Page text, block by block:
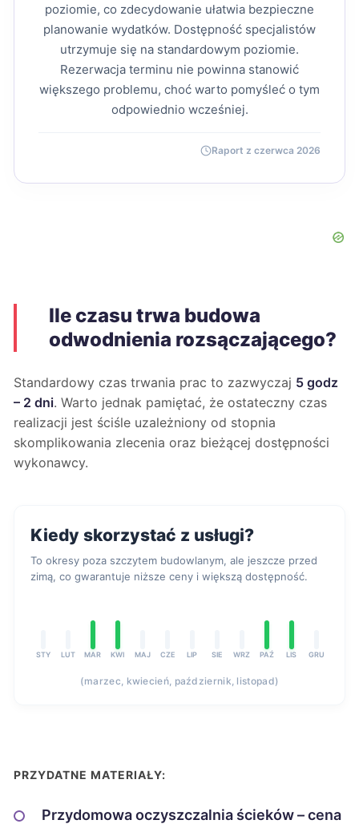
poziomie, co zdecydowanie ułatwia bezpieczne
planowanie wydatków. Dostępność specjalistów
utrzymuje się na standardowym poziomie.
Rezerwacja terminu nie powinna stanowić
większego problemu, choć warto pomyśleć o tym
odpowiednio wcześniej.
Raport z czerwca 2026
Ile czasu trwa budowa
odwodnienia rozsączającego?
Standardowy czas trwania prac to zazwyczaj 5 godz
– 2 dni. Warto jednak pamiętać, że ostateczny czas
realizacji jest ściśle uzależniony od stopnia
skomplikowania zlecenia oraz bieżącej dostępności
wykonawcy.
Kiedy skorzystać z usługi?
To okresy poza szczytem budowlanym, ale jeszcze przed
zimą, co gwarantuje niższe ceny i większą dostępność.
STY LUT MAR KWI MAJ CZE LIP SIE WRZ PAŹ LIS GRU
(marzec, kwiecień, październik, listopad)
PRZYDATNE MATERIAŁY:
Przydomowa oczyszczalnia ścieków – cena